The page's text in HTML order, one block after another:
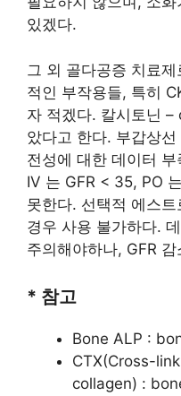
있겠다.
그 외 골다공증 치료
적인 부작용들, 특히
자 적겠다. 칼시토닌
았다고 한다. 부갑상
전성에 대한 데이터
IV 는 GFR < 35, PO
못한다. 선택적 에스
경우 사용 불가하다.
주의해야하나, GFR
* 참고
Bone ALP :
CTX(Cross-
collagen) :